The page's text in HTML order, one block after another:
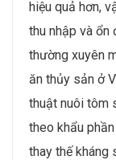
hiệu quả hơn,
thu nhập và ổn
thường xuyên
ăn thủy sản ở
thuật nuôi tôm
theo khẩu
thay thế kháng